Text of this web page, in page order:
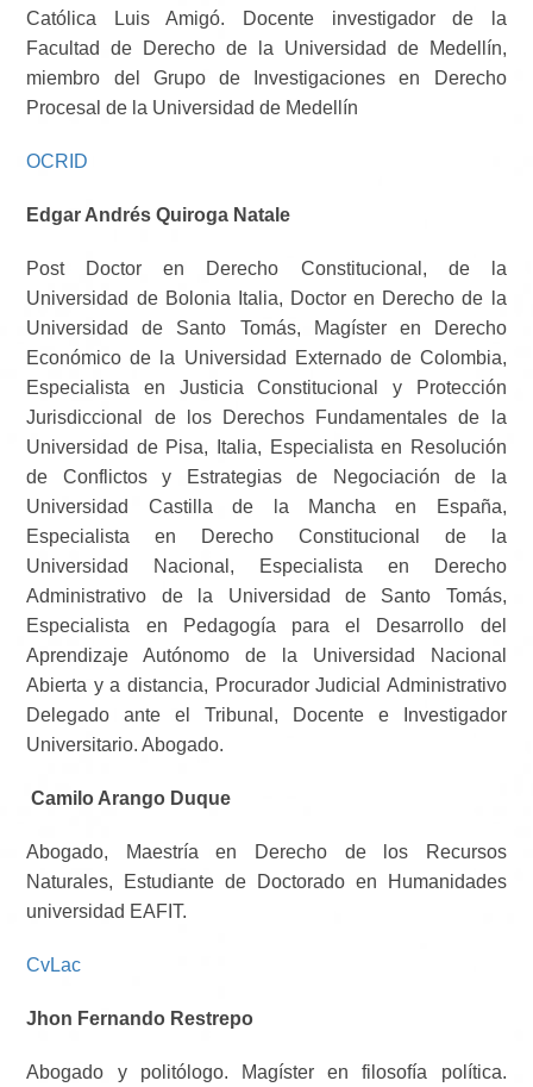
Católica Luis Amigó. Docente investigador de la
Facultad de Derecho de la Universidad de Medellín,
miembro del Grupo de Investigaciones en Derecho
Procesal de la Universidad de Medellín
OCRID
Edgar Andrés Quiroga Natale
Post Doctor en Derecho Constitucional, de la
Universidad de Bolonia Italia, Doctor en Derecho de la
Universidad de Santo Tomás, Magíster en Derecho
Económico de la Universidad Externado de Colombia,
Especialista en Justicia Constitucional y Protección
Jurisdiccional de los Derechos Fundamentales de la
Universidad de Pisa, Italia, Especialista en Resolución
de Conflictos y Estrategias de Negociación de la
Universidad Castilla de la Mancha en España,
Especialista en Derecho Constitucional de la
Universidad Nacional, Especialista en Derecho
Administrativo de la Universidad de Santo Tomás,
Especialista en Pedagogía para el Desarrollo del
Aprendizaje Autónomo de la Universidad Nacional
Abierta y a distancia, Procurador Judicial Administrativo
Delegado ante el Tribunal, Docente e Investigador
Universitario. Abogado.
Camilo Arango Duque
Abogado, Maestría en Derecho de los Recursos
Naturales, Estudiante de Doctorado en Humanidades
universidad EAFIT.
CvLac
Jhon Fernando Restrepo
Abogado y politólogo. Magíster en filosofía política.